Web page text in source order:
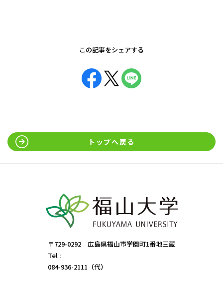
この記事をシェアする
トップへ戻る
〒729-0292 広島県福山市学園町1番地三蔵
Tel :
084-936-2111（代）